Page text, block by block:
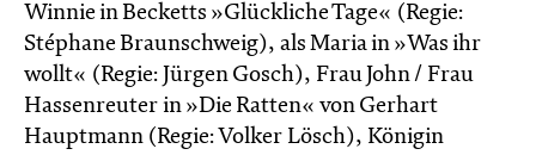
Winnie in Becketts »Glückliche Tage« (Regie:
Stéphane Braunschweig), als Maria in »Was ihr
wollt« (Regie: Jürgen Gosch), Frau John / Frau
Hassenreuter in »Die Ratten« von Gerhart
Hauptmann (Regie: Volker Lösch), Königin